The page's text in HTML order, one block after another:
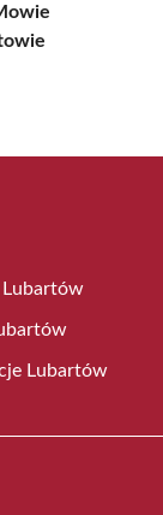
Lubartów
Lubartów